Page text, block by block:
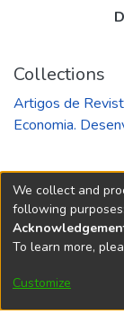
Collections
Artigos de
Economia.
We collect and
following purposes:
To learn more,
Customize